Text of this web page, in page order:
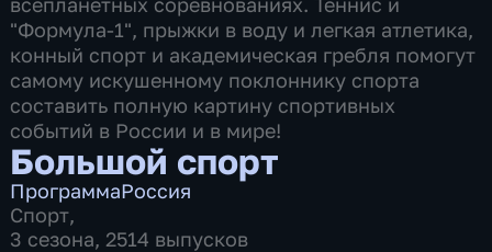
"Формула-1", прыжки в воду и легкая атлетика,
конный спорт и академическая гребля помогут
самому искушенному поклоннику спорта
составить полную картину спортивных
событий в России и в мире!
Большой спорт
ПрограммаРоссия
Спорт,
3 сезона, 2514 выпусков